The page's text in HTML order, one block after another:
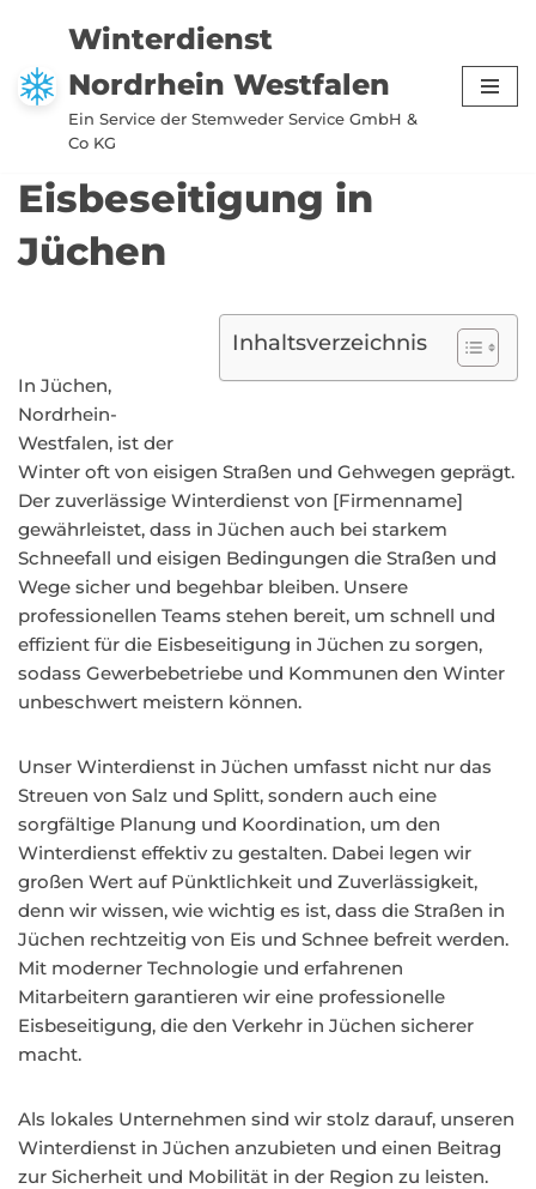
Zum
Inhalt
springen
Winterdienst
Nordrhein Westfalen
Ein Service der Stemweder Service GmbH &
Co KG
Eisbeseitigung in
Jüchen
Inhaltsverzeichnis
In Jüchen,
Nordrhein-
Westfalen, ist der
Winter oft von eisigen Straßen und Gehwegen geprägt.
Der zuverlässige Winterdienst von [Firmenname]
gewährleistet, dass in Jüchen auch bei starkem
Schneefall und eisigen Bedingungen die Straßen und
Wege sicher und begehbar bleiben. Unsere
professionellen Teams stehen bereit, um schnell und
effizient für die Eisbeseitigung in Jüchen zu sorgen,
sodass Gewerbebetriebe und Kommunen den Winter
unbeschwert meistern können.
Unser Winterdienst in Jüchen umfasst nicht nur das
Streuen von Salz und Splitt, sondern auch eine
sorgfältige Planung und Koordination, um den
Winterdienst effektiv zu gestalten. Dabei legen wir
großen Wert auf Pünktlichkeit und Zuverlässigkeit,
denn wir wissen, wie wichtig es ist, dass die Straßen in
Jüchen rechtzeitig von Eis und Schnee befreit werden.
Mit moderner Technologie und erfahrenen
Mitarbeitern garantieren wir eine professionelle
Eisbeseitigung, die den Verkehr in Jüchen sicherer
macht.
Als lokales Unternehmen sind wir stolz darauf, unseren
Winterdienst in Jüchen anzubieten und einen Beitrag
zur Sicherheit und Mobilität in der Region zu leisten.